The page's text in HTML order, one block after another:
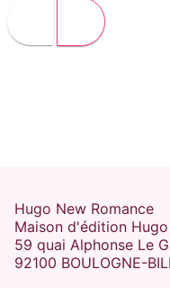
Hugo New Romance
Maison d'édition
59 quai Alphonse Le
92100 BOULOGNE-